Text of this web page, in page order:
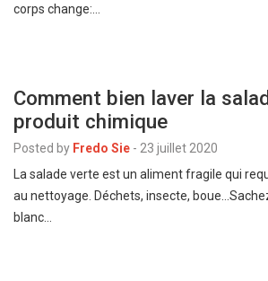
corps change:…
Comment bien laver la
produit chimique
Posted by Fredo Sie - 23 juillet 2020
La salade verte est un aliment fragile qui
au nettoyage. Déchets, insecte,
blanc…